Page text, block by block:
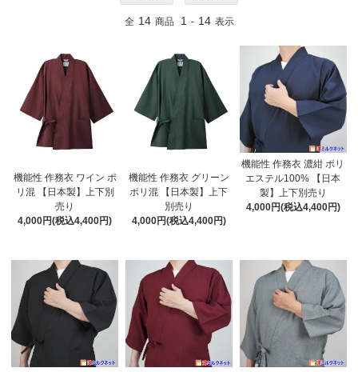
全 14 商品 1 - 14 表示
機能性 作務衣 ワイン ポ
リ混 【日本製】上下別
売り
4,000円(税込4,400円)
機能性 作務衣 グリーン
ポリ混 【日本製】上下
別売り
4,000円(税込4,400円)
機能性 作務衣 濃紺 ポリ
エステル100% 【日本
製】上下別売り
4,000円(税込4,400円)